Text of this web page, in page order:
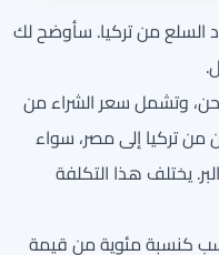
السلع من تركيا. سأوضح لك
وتشمل سعر الشراء من
من تركيا إلى مصر، سواء
يختلف هذا التكلفة
كنسبة مئوية من قيمة